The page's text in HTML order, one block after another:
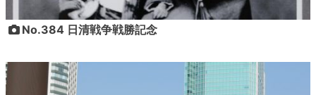
No.384 日清戦争戦勝記念